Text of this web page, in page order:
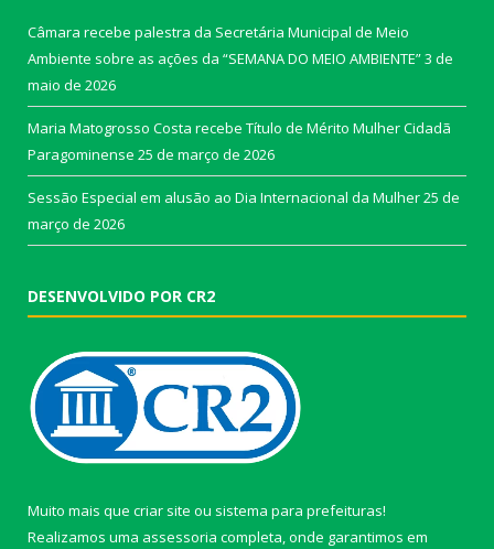
Câmara recebe palestra da Secretária Municipal de Meio
Ambiente sobre as ações da “SEMANA DO MEIO AMBIENTE”3 de
maio de 2026
Maria Matogrosso Costa recebe Título de Mérito Mulher Cidadã
Paragominense 25 de março de 2026
Sessão Especial em alusão ao Dia Internacional da Mulher25 de
março de 2026
DESENVOLVIDO POR CR2
Muito mais que criar site ou sistema para prefeituras!
Realizamos uma assessoria completa, onde garantimos em